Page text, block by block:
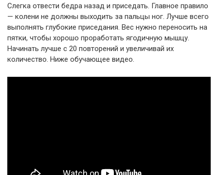
Слегка отвести бедра назад и приседать. Главное правило
— колени не должны выходить за пальцы ног. Лучше всего
выполнять глубокие приседания. Вес нужно переносить на
пятки, чтобы хорошо проработать ягодичную мышцу.
Начинать лучше с 20 повторений и увеличивай их
количество. Ниже обучающее видео.